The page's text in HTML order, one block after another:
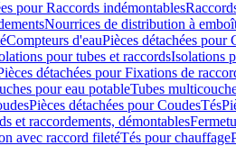
pour Raccords indémontables
Nourrices de distribution à
Compteurs d'eauPièces détachées pour
pour tubes et raccordsIsolations
détachées pour Fixations de
pour eau potableTubes
Pièces détachées pour CoudesTés
et raccordements, démontables
avec raccord filetéTés pour chauffage